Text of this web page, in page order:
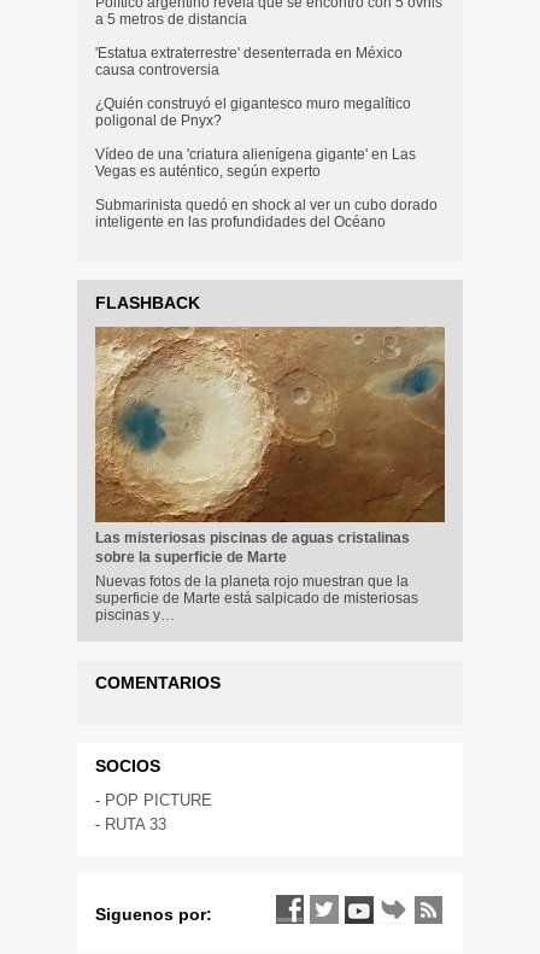
a 5 metros de distancia
'Estatua extraterrestre' desenterrada en México
causa controversia
¿Quién construyó el gigantesco muro megalítico
poligonal de Pnyx?
Vídeo de una 'criatura alienígena gigante' en Las
Vegas es auténtico, según experto
Submarinista quedó en shock al ver un cubo dorado
inteligente en las profundidades del Océano
FLASHBACK
Las misteriosas piscinas de aguas cristalinas
sobre la superficie de Marte
Nuevas fotos de la planeta rojo muestran que la
superficie de Marte está salpicado de misteriosas
piscinas y…
COMENTARIOS
SOCIOS
- POP PICTURE
- RUTA 33
Siguenos por: